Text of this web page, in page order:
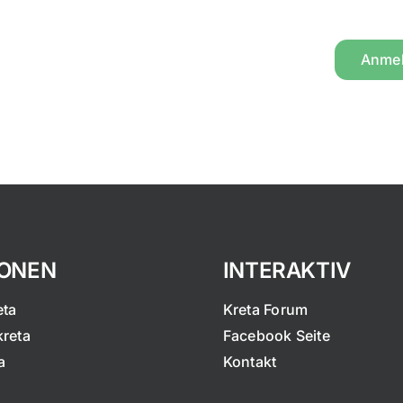
INTERAKTIV
Kreta Forum
Facebook Seite
Kontakt